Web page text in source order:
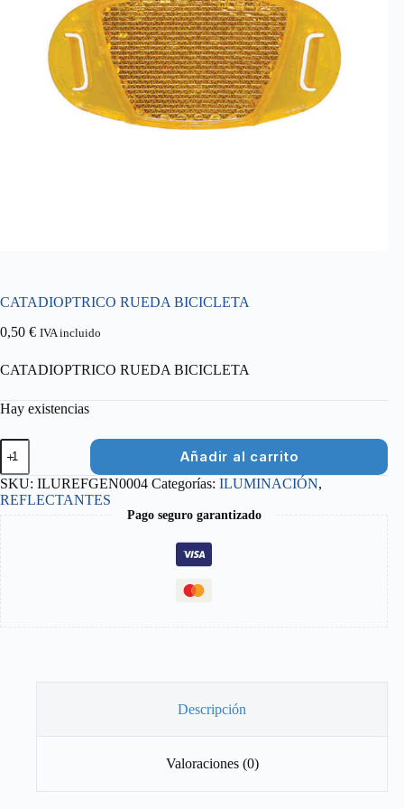
CATADIOPTRICO RUEDA BICICLETA
0,50 € IVA incluido
CATADIOPTRICO RUEDA BICICLETA
Hay existencias
CATADIOPTRICO
RUEDA
BICICLETA
cantidad
Añadir al carrito
SKU: ILUREFGEN0004 Categorías: ILUMINACIÓN,
REFLECTANTES
Pago seguro garantizado
Descripción
Valoraciones (0)